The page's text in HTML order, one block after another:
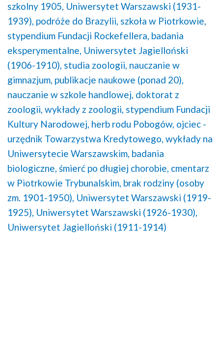
szkolny 1905, Uniwersytet Warszawski (1931-
1939), podróże do Brazylii, szkoła w Piotrkowie,
stypendium Fundacji Rockefellera, badania
eksperymentalne, Uniwersytet Jagielloński
(1906-1910), studia zoologii, nauczanie w
gimnazjum, publikacje naukowe (ponad 20),
nauczanie w szkole handlowej, doktorat z
zoologii, wykłady z zoologii, stypendium Fundacji
Kultury Narodowej, herb rodu Pobogów, ojciec -
urzędnik Towarzystwa Kredytowego, wykłady na
Uniwersytecie Warszawskim, badania
biologiczne, śmierć po długiej chorobie, cmentarz
w Piotrkowie Trybunalskim, brak rodziny (osoby
zm. 1901-1950), Uniwersytet Warszawski (1919-
1925), Uniwersytet Warszawski (1926-1930),
Uniwersytet Jagielloński (1911-1914)